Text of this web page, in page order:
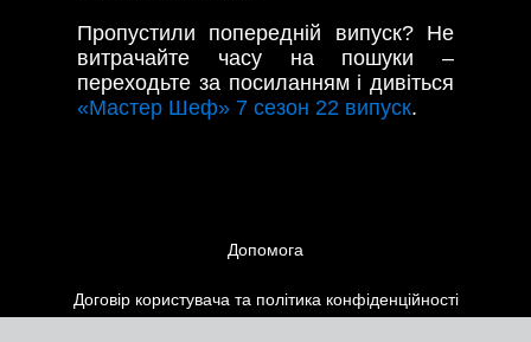
Пропустили попередній випуск? Не
витрачайте часу на пошуки –
переходьте за посиланням і дивіться
«Мастер Шеф» 7 сезон 22 випуск.
Допомога
Договір користувача та політика конфіденційності